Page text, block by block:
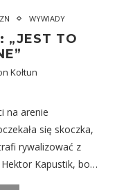
WYWIADY
„JEST TO
Kołtun
na arenie
się skoczka,
rywalizować z
Kapustik, bo…